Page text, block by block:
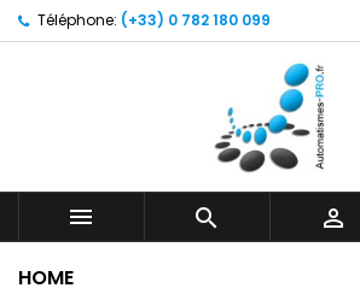
Téléphone: (+33) 0 782 180 099
  
HOME